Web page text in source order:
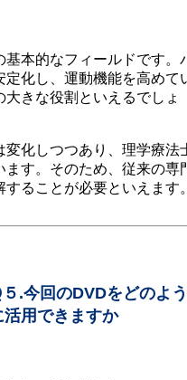
本的なフィールドです。
化し、運動機能を高めて
きな役割といえるでしょ
変化しつつあり、理学療法
す。そのため、従来の専
ることが必要といえます
５.今回のDVDをどのよ
活用できますか